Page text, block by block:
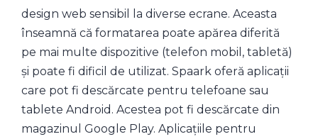
design web sensibil la diverse ecrane. Aceasta
înseamnă că formatarea poate apărea diferită
pe mai multe dispozitive (telefon mobil, tabletă)
și poate fi dificil de utilizat. Spaark oferă aplicații
care pot fi descărcate pentru telefoane sau
tablete Android. Acestea pot fi descărcate din
magazinul Google Play. Aplicațiile pentru